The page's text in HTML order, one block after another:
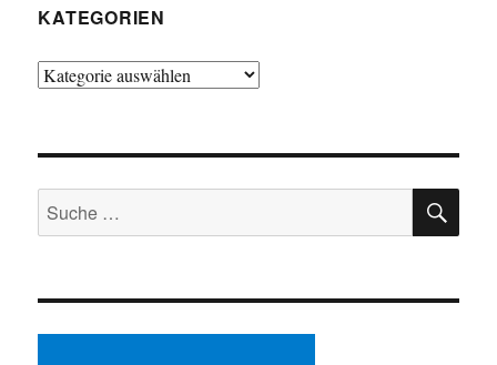
KATEGORIEN
Kategorien
Suche
nach: